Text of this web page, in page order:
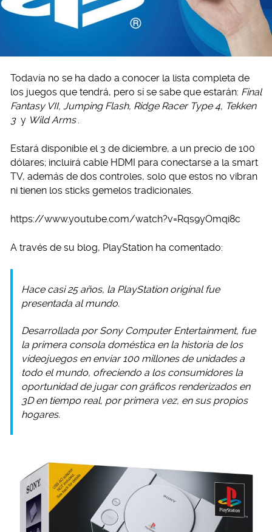
Todavía no se ha dado a conocer la lista completa de
los juegos que tendrá, pero sí se sabe que estarán: Final
Fantasy VII, Jumping Flash, Ridge Racer Type 4, Tekken
3 y Wild Arms .
Estará disponible el 3 de diciembre, a un precio de 100
dólares; incluirá cable HDMI para conectarse a la smart
TV, además de dos controles, solo que estos no vibran
ni tienen los sticks gemelos tradicionales.
https://www.youtube.com/watch?v=Rqs9yOmqi8c
A través de su blog, PlayStation ha comentado:
Hace casi 25 años, la PlayStation original fue
presentada al mundo.
Desarrollada por Sony Computer Entertainment, fue
la primera consola doméstica en la historia de los
videojuegos en enviar 100 millones de unidades a
todo el mundo, ofreciendo a los consumidores la
oportunidad de jugar con gráficos renderizados en
3D en tiempo real, por primera vez, en sus propios
hogares.